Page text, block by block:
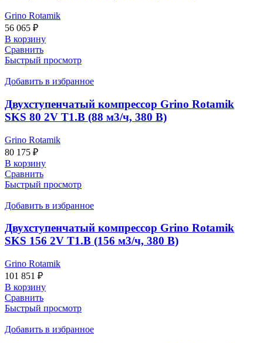
Grino Rotamik
56 065 ₽
В корзину
Сравнить
Быстрый просмотр
Добавить в избранное
Двухступенчатый компрессор Grino Rotamik
SKS 80 2V T1.В (88 м3/ч, 380 В)
Grino Rotamik
80 175 ₽
В корзину
Сравнить
Быстрый просмотр
Добавить в избранное
Двухступенчатый компрессор Grino Rotamik
SKS 156 2V T1.В (156 м3/ч, 380 В)
Grino Rotamik
101 851 ₽
В корзину
Сравнить
Быстрый просмотр
Добавить в избранное